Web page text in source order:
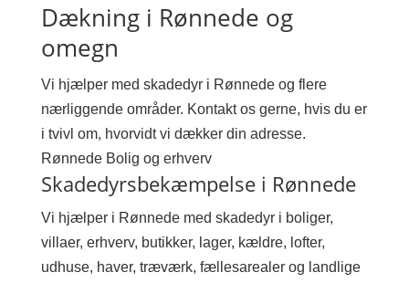
Dækning i Rønnede og
omegn
Vi hjælper med skadedyr i Rønnede og flere
nærliggende områder. Kontakt os gerne, hvis du er
i tvivl om, hvorvidt vi dækker din adresse.
Rønnede Bolig og erhverv
Skadedyrsbekæmpelse i Rønnede
Vi hjælper i Rønnede med skadedyr i boliger,
villaer, erhverv, butikker, lager, kældre, lofter,
udhuse, haver, træværk, fællesarealer og landlige